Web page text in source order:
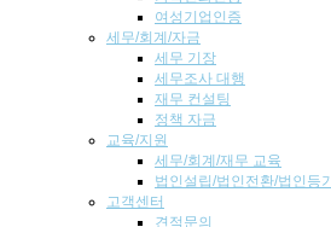
여성기업인증
세무/회계/자금
세무 기장
세무조사 대행
재무 컨설팅
정책 자금
교육/지원
세무/회계/재무 교육
법인설립/법인전환/법인등기
고객센터
견적문의